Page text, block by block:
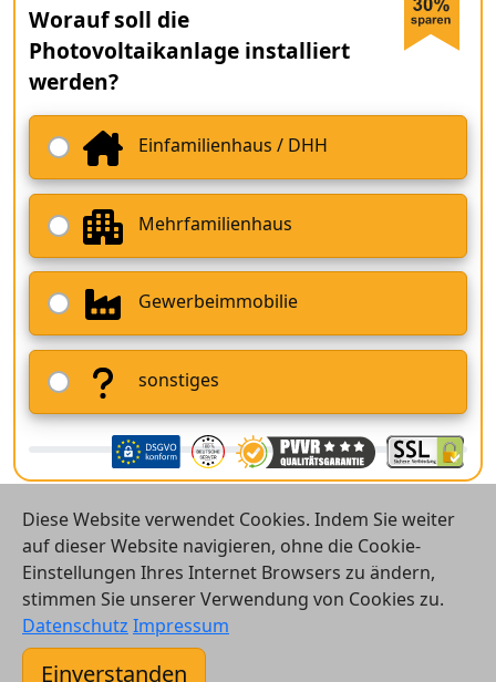
Worauf soll die
Photovoltaikanlage installiert
werden?
Einfamilienhaus / DHH
Mehrfamilienhaus
Gewerbeimmobilie
sonstiges
© 2026 Vergleichsrechner24 GmbH
Kontakt
Diese Website verwendet Cookies. Indem Sie weiter
auf dieser Website navigieren, ohne die Cookie-
Einstellungen Ihres Internet Browsers zu ändern,
stimmen Sie unserer Verwendung von Cookies zu.
Datenschutz Impressum
Einverstanden